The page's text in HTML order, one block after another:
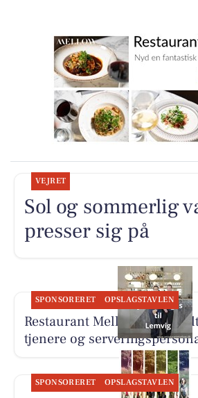
VEJRET
Sol og sommerlig
presser sig på
SPONSORERET OPSLAGSTAVLEN
Restaurant Mellow søger
tjenere og
SPONSORERET OPSLAGSTAVLEN